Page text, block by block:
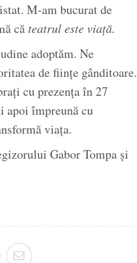
M-am bucurat de
că teatrul este viață.
adoptăm. Ne
de ființe gânditoare.
cu prezența în 27
apoi împreună cu
viața.
Gabor Tompa și